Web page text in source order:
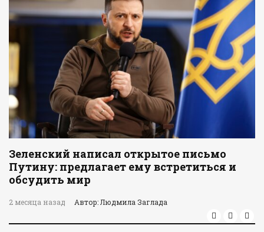
Зеленский написал открытое письмо
Путину: предлагает ему встретиться и
обсудить мир
2 месяца назад Автор: Людмила Заглада